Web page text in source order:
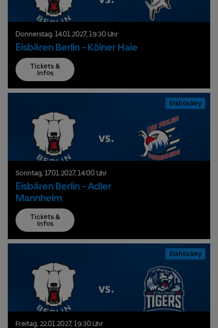
Donnerstag, 14.01.2027, 19:30 Uhr
Eisbären Berlin - Kölner Haie
Tickets &
Infos
Eishockey
Sonntag, 17.01.2027, 14:00 Uhr
Eisbären Berlin - Adler
Mannheim
Tickets &
Infos
Eishockey
Freitag, 22.01.2027, 19:30 Uhr